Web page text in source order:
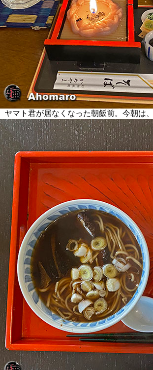
ヤマト君が居なくなった朝飯前。今朝は